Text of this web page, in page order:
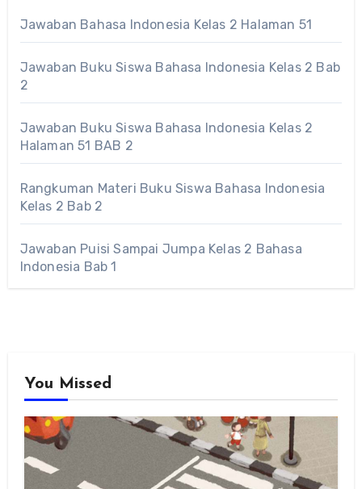
Jawaban Bahasa Indonesia Kelas 2 Halaman 51
Jawaban Buku Siswa Bahasa Indonesia Kelas 2 Bab
2
Jawaban Buku Siswa Bahasa Indonesia Kelas 2
Halaman 51 BAB 2
Rangkuman Materi Buku Siswa Bahasa Indonesia
Kelas 2 Bab 2
Jawaban Puisi Sampai Jumpa Kelas 2 Bahasa
Indonesia Bab 1
You Missed